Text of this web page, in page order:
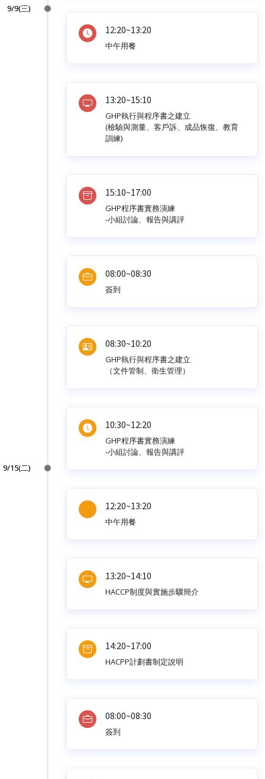
9/9(三)
12:20~13:20
中午用餐
13:20~15:10
GHP執行與程序書之建立
(檢驗與測量、客戶訴、成品恢復、教育
訓練)
15:10~17:00
GHP程序書實務演練
-小組討論、報告與講評
9/15(二)
08:00~08:30
簽到
08:30~10:20
GHP執行與程序書之建立
（文件管制、衛生管理）
10:30~12:20
GHP程序書實務演練
-小組討論、報告與講評
12:20~13:20
中午用餐
13:20~14:10
HACCP制度與實施步驟簡介
14:20~17:00
HACPP計劃書制定說明
08:00~08:30
簽到